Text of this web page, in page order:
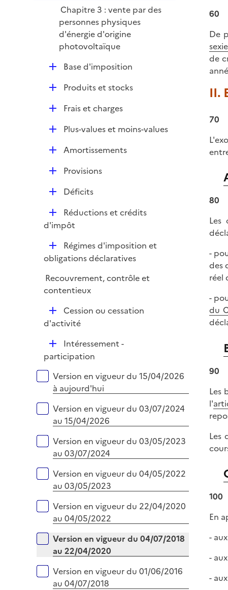
Chapitre 3 : vente par des
personnes physiques
d'énergie d'origine
photovoltaïque
DBase d'imposition
DProduits et stocks
DFrais et charges
D
p
Plus-values et moins-values
D
r
Amortissements
D
e
Provisions
D
l
r
Déficits
D
é
i
r
Réductions et crédits
d'impôt
D
é
l
i
Régimes d'imposition et
obligations déclaratives
Recouvrement, contrôle et
contentieux
D
é
i
e
r
Cession ou cessation
d'activité
D
é
l
i
e
Intéressement -
participation
Versions sur la période
Version en vigueur du 15/04/2026
à aujourd'hui
Version en vigueur du 03/07/2024
au 15/04/2026
Version en vigueur du 03/05/2023
au 03/07/2024
Version en vigueur du 04/05/2022
au 03/05/2023
Version en vigueur du 22/04/2020
au 04/05/2022
Version en vigueur du 04/07/2018
au 22/04/2020
Version en vigueur du 01/06/2016
au 04/07/2018
60
De
de
II.
70
80
Les
-
des
réel
-
du
90
Les
l'
Les
100
En
-
-
-